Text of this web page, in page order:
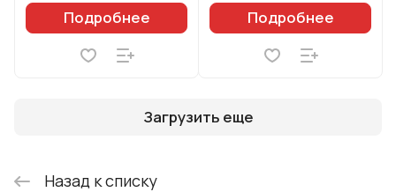
Подробнее Подробнее
Загрузить еще
Назад к списку